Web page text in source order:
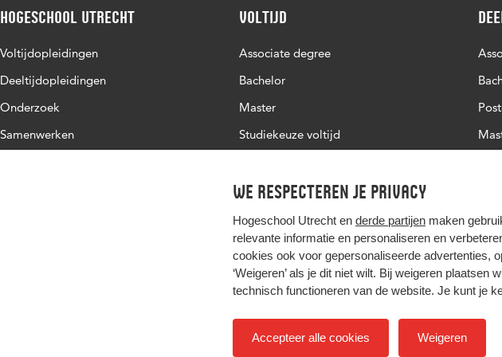
We respecteren je privacy
Hogeschool Utrecht en derde partijen maken
relevante informatie en personaliseren en
cookies ook voor gepersonaliseerde advertenties,
‘Weigeren’ als je dit niet wilt. Bij weigeren
technisch functioneren van de website. Je kunt je
Accepteer alle cookies Weigeren
Hogeschool Utrecht
Voltijdopleidingen
Deeltijdopleidingen
Onderzoek
Samenwerken
Voltijd
Associate degree
Bachelor
Master
Studiekeuze voltijd
Hier komt alles
Colofon